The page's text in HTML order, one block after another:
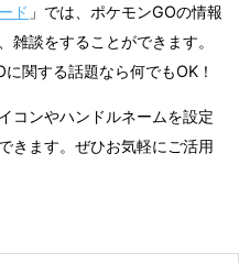
ド 」では、ポケモンGOの情報
雑談をすることができます。
に関する話題なら何でもOK！
コンやハンドルネームを設定
きます。ぜひお気軽にご活用